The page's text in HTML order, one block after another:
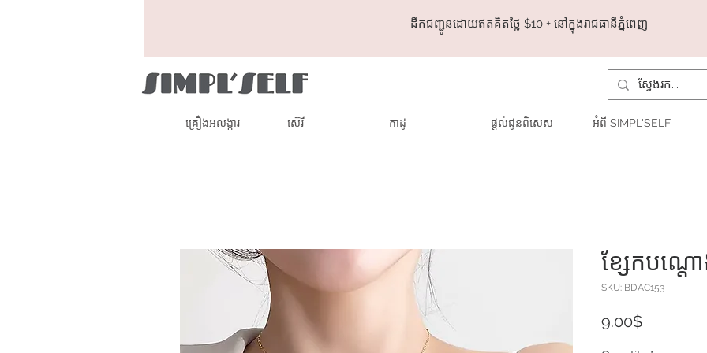
ដឺកជញ្ជូនដោយឥតគិតថ្លៃ​ $10 + នៅក្នុងរាជធានីភ្នំពេញ
គ្រឿងអលង្ការ ស៊េរី កាដូ ផ្តល់ជូនពិសេស អំពី SIMPL'SELF
ខ្សែកបណ្ត
SKU: BDAC153
9.00$Price